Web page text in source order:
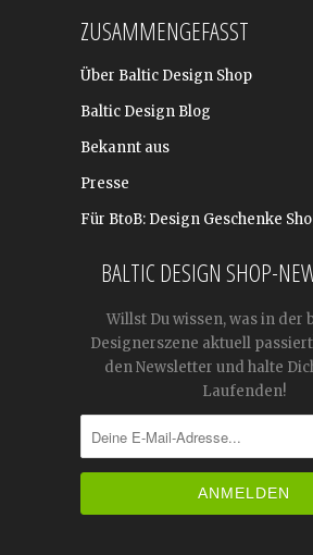
ZUSAMMENGEFASST
Über Baltic Design Shop
Baltic Design Blog
Bekannt aus
Presse
Für BtoB: Design Geschenke
BALTIC DESIGN SHOP-
Willst Du wissen, was in der
Designerszene aktuell
den Newsletter und halte
Laufenden!